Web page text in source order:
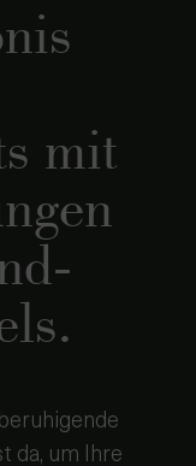
mit
da, um Ihre